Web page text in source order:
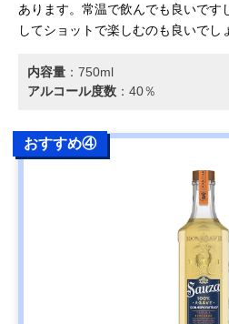
あります。常温で飲んでも良いです
してショットで楽しむのも良いでし
内容量 ：‎750ml
アルコール度数 ：40％
おすすめ④